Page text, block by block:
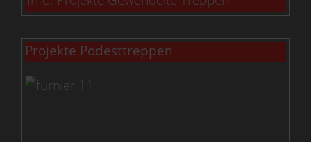
Projekte Podesttreppen